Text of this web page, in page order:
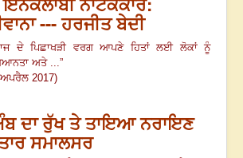
--- ਹਰਜੀਤ ਬੇਦੀ
ਦੇ ਪਿਛਾਖੜੀ ਵਰਗ ਆਪਣੇ ਹਿਤਾਂ ਲਈ ਲੋਕਾਂ ਨੂੰ
ਅਤੇ ...”
2017)
ਦਾ ਰੁੱਖ ਤੇ ਤਾਇਆ ਨਰਾਇਣ
ਸਮਾਲਸਰ